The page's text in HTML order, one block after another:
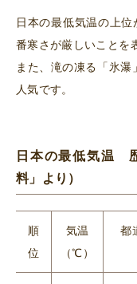
日本の最低気温の上
番寒さが厳しいことを
また、滝の凍る「氷
人気です。
日本の最低気温
料」より）
順
位
気温
（℃）
都